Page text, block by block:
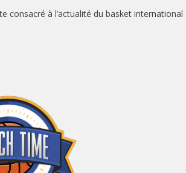
consacré à l’actualité du basket international